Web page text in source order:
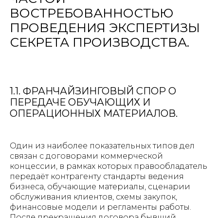
ВОСТРЕБОВАННОСТЬЮ
ПРОВЕДЕНИЯ ЭКСПЕРТИЗЫ
СЕКРЕТА ПРОИЗВОДСТВА.
1.1. ФРАНЧАЙЗИНГОВЫЙ СПОР О
ПЕРЕДАЧЕ ОБУЧАЮЩИХ И
ОПЕРАЦИОННЫХ МАТЕРИАЛОВ.
Один из наиболее показательных типов дел
связан с договорами коммерческой
концессии, в рамках которых правообладатель
передаёт контрагенту стандарты ведения
бизнеса, обучающие материалы, сценарии
обслуживания клиентов, схемы закупок,
финансовые модели и регламенты работы.